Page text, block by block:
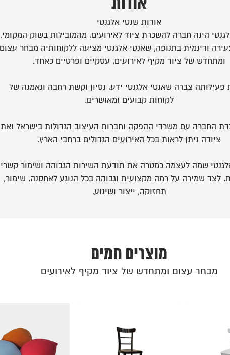
אודות שנטי אלגנטי
הינה חברה להשכרת ציוד לאירועים, מהמובילות בשוק המקומי.
ודינמית בתנופה, שאנטי אלגנטי מציעה ללקוחותיה מבחר עצום
ומתחדש של ציוד מקיף לאירועים, עסקיים ופרטיים כאחד.
פעילותה צברה שאנטי אלגנטי ידע, נסיון וקשת רחבה ונאמנה של
לקוחות קבועים ומאושרים.
החברה עם משרדי ההפקה וחברות העיצוב הגדולות בישראל ואת
ציודה ניתן לראות בכל האירועים הגדולים ברחבי הארץ.
שמה לעצמה כמטרה את תודעת השירות הגבוהה ושימור קשרי
לצד שמירה על רמה מקצועית וגבוהה בכל הנוגע לאחסנה, שימור,
תחזוקה, ייצור ושינוע.
מוצרים חמים
מבחר עצום ומתחדש של ציוד מקיף לאירועים